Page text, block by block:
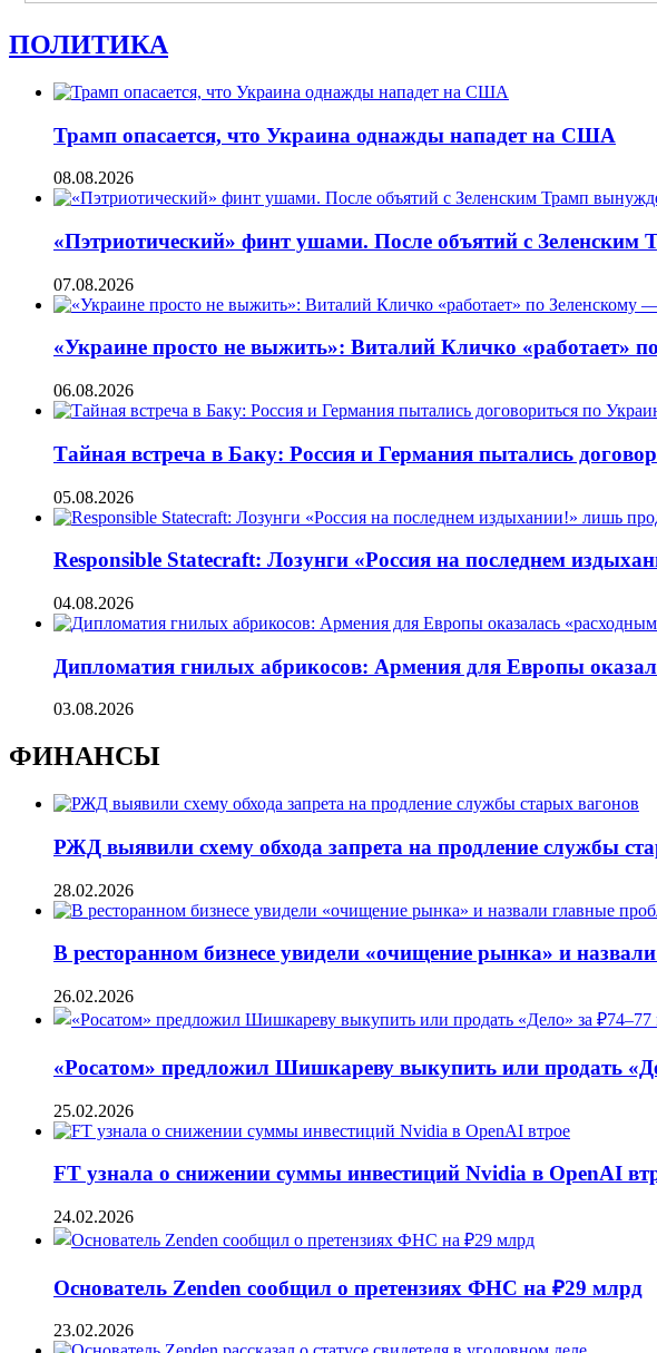
ПОЛИТИКА
Трамп опасается, что Украина однажды нападет на США
08.08.2026
«Пэтриотический» финт ушами. После объятий с Зеленским
07.08.2026
«Украине просто не выжить»: Виталий Кличко «работает»
06.08.2026
Тайная встреча в Баку: Россия и Германия пытались
05.08.2026
Responsible Statecraft: Лозунги «Россия на последнем
04.08.2026
Дипломатия гнилых абрикосов: Армения для Европы
03.08.2026
ФИНАНСЫ
РЖД выявили схему обхода запрета на продление службы
28.02.2026
В ресторанном бизнесе увидели «очищение рынка» и
26.02.2026
«Росатом» предложил Шишкареву выкупить или продать
25.02.2026
FT узнала о снижении суммы инвестиций Nvidia в OpenAI
24.02.2026
Основатель Zenden сообщил о претензиях ФНС на ₽29 млрд
23.02.2026